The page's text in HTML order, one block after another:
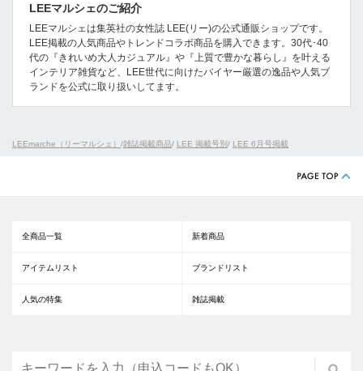
LEEマルシェのご紹介
LEEマルシェは集英社の女性誌 LEE(リー)の公式通販ショップです。
LEE掲載の人気商品やトレンドコラボ商品を購入できます。30代･40
代の『きれいめ大人カジュアル』や『上質で豊かな暮らし』を叶える
インテリア雑貨など、LEE世代に向けたバイヤー厳選の逸品や人気ブ
ランドを公式に取り扱いしてます。
LEEmarche（リーマルシェ） /雑誌掲載商品/ LEE 掲載号別/ LEE 6月号掲載
全商品一覧 新着商品
アイテムリスト ブランドリスト
人気の特集 雑誌掲載